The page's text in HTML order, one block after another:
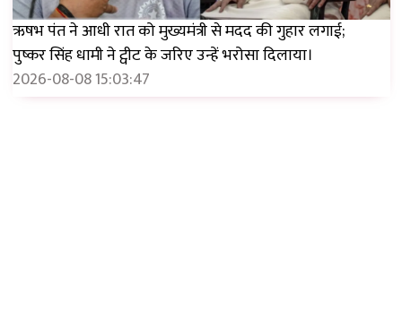
ऋषभ पंत ने आधी रात को मुख्यमंत्री से मदद की गुहार लगाई;
पुष्कर सिंह धामी ने ट्वीट के जरिए उन्हें भरोसा दिलाया।
2026-08-08 15:03:47